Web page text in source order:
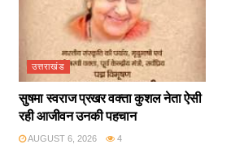
उत्तराखंड
सुषमा स्वराज प्रखर वक्ता कुशल नेता ऐसी
रही आजीवन उनकी पहचान
AUGUST 6, 2026 4